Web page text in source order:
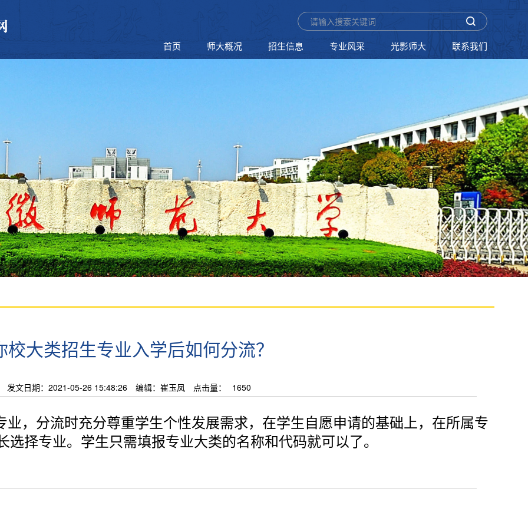
首页 师大概况 招生信息 专业风采 光影师大 联系我们
校大类招生专业入学后如何分流？
发文日期：2021-05-26 15:48:26 编辑：崔玉凤 点击量： 1650
，分流时充分尊重学生个性发展需求，在学生自愿申请的基础上，在所属专
择专业。学生只需填报专业大类的名称和代码就可以了。